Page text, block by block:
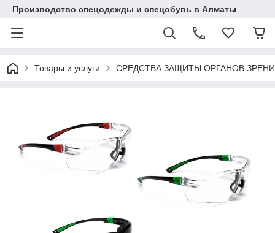
Производство спецодежды и спецобувь в Алматы
Товары и услуги СРЕДСТВА ЗАЩИТЫ ОРГАНОВ